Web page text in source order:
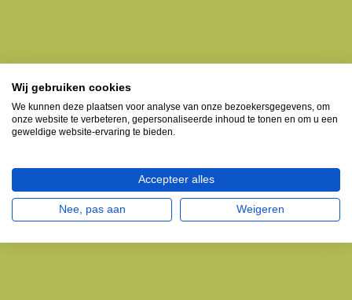
Wij gebruiken cookies
We kunnen deze plaatsen voor analyse van onze bezoekersgegevens, om
onze website te verbeteren, gepersonaliseerde inhoud te tonen en om u een
geweldige website-ervaring te bieden.
Accepteer alles
Nee, pas aan Weigeren